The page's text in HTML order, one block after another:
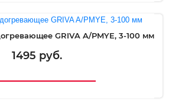
GRIVA A/PMYE, 3-100 мм
1495 руб.